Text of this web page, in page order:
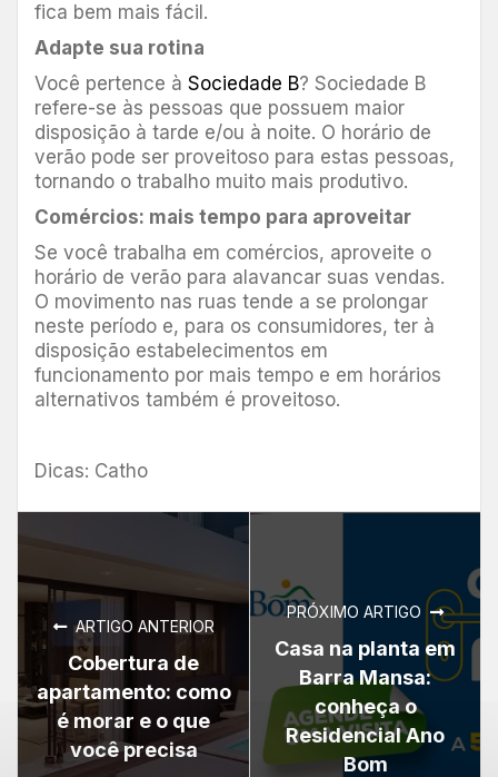
fica bem mais fácil.
Adapte sua rotina
Você pertence à Sociedade B? Sociedade B
refere-se às pessoas que possuem maior
disposição à tarde e/ou à noite. O horário de
verão pode ser proveitoso para estas pessoas,
tornando o trabalho muito mais produtivo.
Comércios: mais tempo para aproveitar
Se você trabalha em comércios, aproveite o
horário de verão para alavancar suas vendas.
O movimento nas ruas tende a se prolongar
neste período e, para os consumidores, ter à
disposição estabelecimentos em
funcionamento por mais tempo e em horários
alternativos também é proveitoso.
Dicas: Catho
ARTIGO ANTERIOR
Cobertura de
apartamento: como
é morar e o que
você precisa
PRÓXIMO ARTIGO
Casa na planta em
Barra Mansa:
conheça o
Residencial Ano
Bom